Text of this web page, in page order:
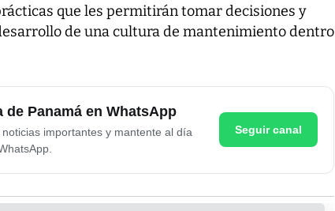
que les permitirán tomar decisiones y
de una cultura de mantenimiento dentro
de Panamá en WhatsApp
importantes y mantente al día
Seguir canal